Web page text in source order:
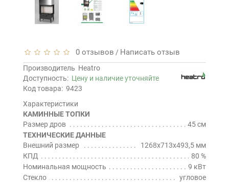
0 отзывов / Написать отзыв
Производитель Heatro
Доступность: Цену и наличие уточняйте
Код товара: 9423
Характеристики
КАМИННЫЕ ТОПКИ
Размер дров
45 см
ТЕХНИЧЕСКИЕ ДАННЫЕ
Внешний размер
1268x713x493,5 мм
КПД
80 %
Номинальная мощность
9 кВт
Стекло
угловое